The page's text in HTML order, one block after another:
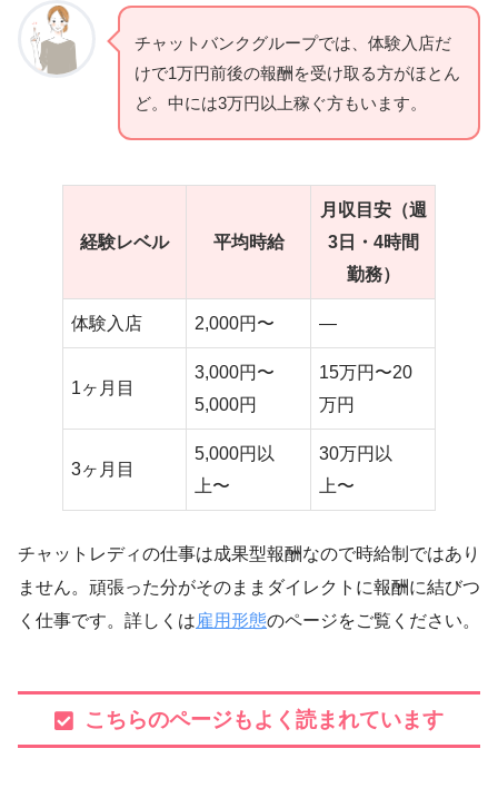
チャットバンクグループでは、体験入店だ
けで1万円前後の報酬を受け取る方がほとん
ど。中には3万円以上稼ぐ方もいます。
経験レベル 平均時給
月収目安（週
3日・4時間
勤務）
体験入店 2,000円〜 —
1ヶ月目
3,000円〜
5,000円
15万円〜20
万円
3ヶ月目
5,000円以
上〜
30万円以
上〜
チャットレディの仕事は成果型報酬なので時給制ではあり
ません。頑張った分がそのままダイレクトに報酬に結びつ
く仕事です。詳しくは雇用形態のページをご覧ください。
こちらのページもよく読まれています